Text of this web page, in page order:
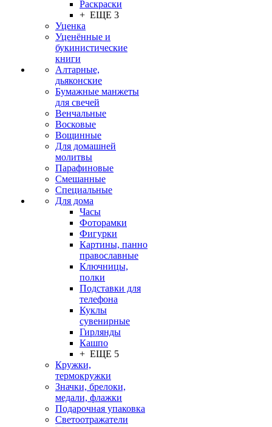
Раскраски
+ ЕЩЕ 3
Уценка
Уценённые и
букинистические
книги
Алтарные,
дьяконские
Бумажные манжеты
для свечей
Венчальные
Восковые
Вощинные
Для домашней
молитвы
Парафиновые
Смешанные
Специальные
Для дома
Часы
Фоторамки
Фигурки
Картины, панно
православные
Ключницы,
полки
Подставки для
телефона
Куклы
сувенирные
Гирлянды
Кашпо
+ ЕЩЕ 5
Кружки,
термокружки
Значки, брелоки,
медали, флажки
Подарочная упаковка
Светоотражатели